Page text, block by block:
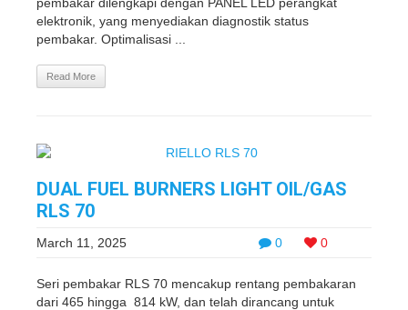
elektronik, yang menyediakan diagnostik status
pembakar. Optimalisasi ...
Read More
DUAL FUEL BURNERS LIGHT OIL/GAS
RLS 70
0 0
March 11, 2025
Seri pembakar RLS 70 mencakup rentang pembakaran
dari 465 hingga 814 kW, dan telah dirancang untuk